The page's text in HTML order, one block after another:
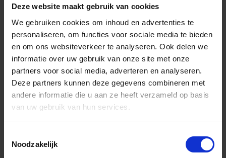
Deze website maakt gebruik van cookies
We gebruiken cookies om inhoud en advertenties te
personaliseren, om functies voor sociale media te bieden
en om ons websiteverkeer te analyseren. Ook delen we
informatie over uw gebruik van onze site met onze
partners voor social media, adverteren en analyseren.
Deze partners kunnen deze gegevens combineren met
andere informatie die u aan ze heeft verzameld op basis
van uw gebruik van hun services.
Noodzakelijk